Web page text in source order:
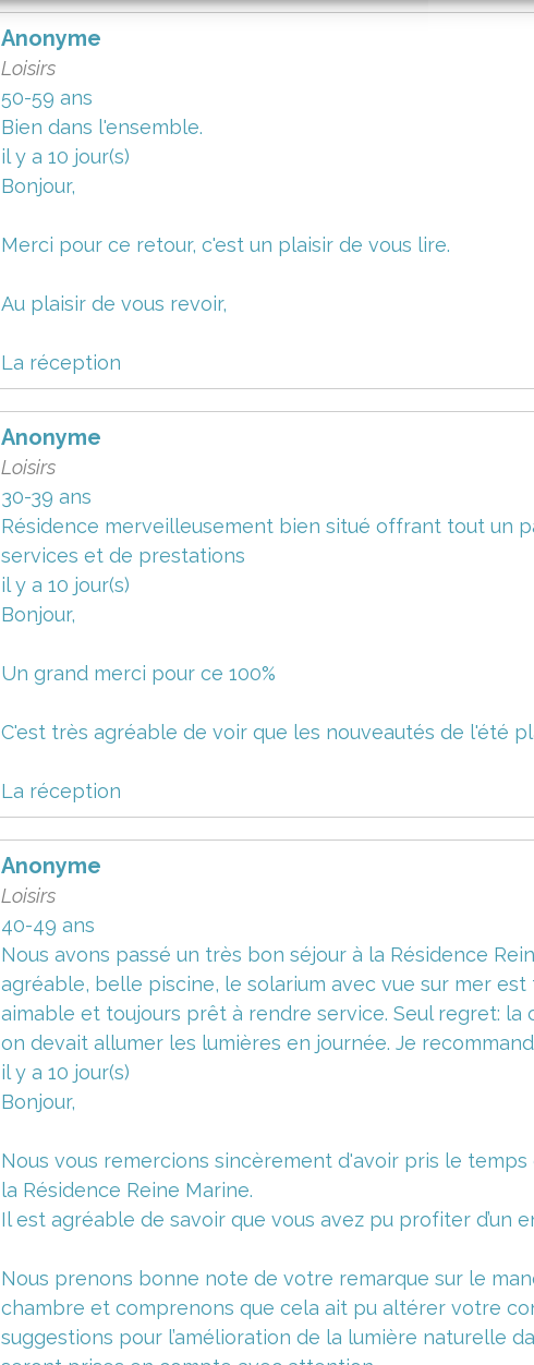
Anonyme
Loisirs
50-59 ans
Bien dans l'ensemble.
il y a 10 jour(s)
Bonjour,
Merci pour ce retour, c'est un plaisir de vous lire.
Au plaisir de vous revoir,
La réception
Anonyme
Loisirs
30-39 ans
Résidence merveilleusement bien situé offrant tout un
services et de prestations
il y a 10 jour(s)
Bonjour,
Un grand merci pour ce 100%
C'est très agréable de voir que les nouveautés de l'été
La réception
Anonyme
Loisirs
40-49 ans
Nous avons passé un très bon séjour à la Résidence
agréable, belle piscine, le solarium avec vue sur mer
aimable et toujours prêt à rendre service. Seul regret:
on devait allumer les lumières en journée. Je
il y a 10 jour(s)
Bonjour,
Nous vous remercions sincèrement d'avoir pris le
la Résidence Reine Marine.
Il est agréable de savoir que vous avez pu profiter d’un
Nous prenons bonne note de votre remarque sur le
chambre et comprenons que cela ait pu altérer votre
suggestions pour l’amélioration de la lumière naturelle